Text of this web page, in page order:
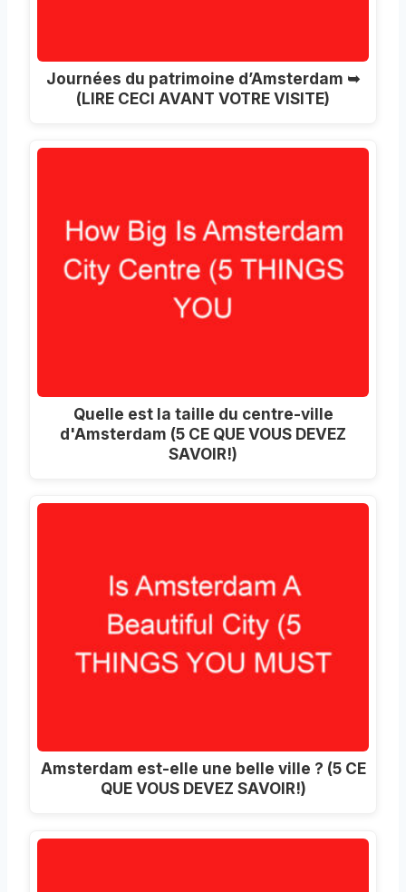
Journées du patrimoine d’Amsterdam ➥
(LIRE CECI AVANT VOTRE VISITE)
Quelle est la taille du centre-ville
d'Amsterdam (5 CE QUE VOUS DEVEZ
SAVOIR!)
Amsterdam est-elle une belle ville ? (5 CE
QUE VOUS DEVEZ SAVOIR!)